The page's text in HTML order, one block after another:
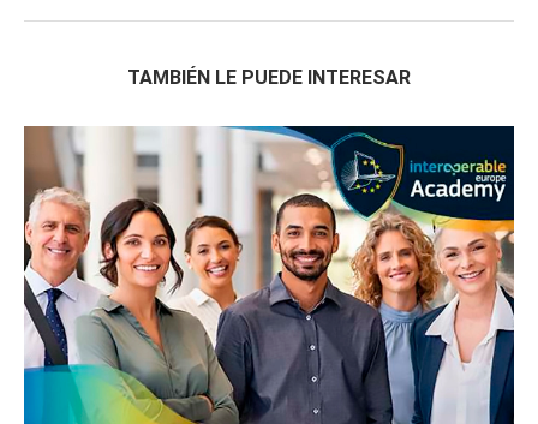
TAMBIÉN LE PUEDE INTERESAR